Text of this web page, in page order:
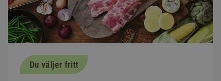
Du väljer fritt